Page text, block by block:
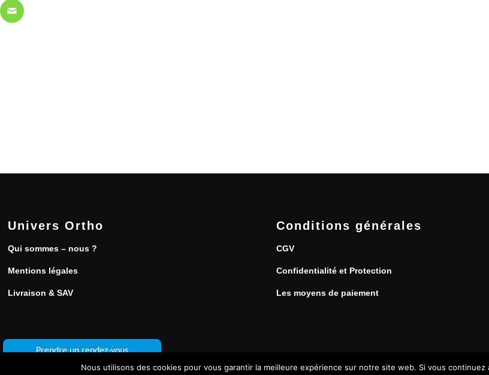
Univers Ortho
Qui sommes – nous ?
Mentions légales
Livraison & SAV
Conditions générales
CGV
Confidentialité et Protection
Les moyens de paiement
Prendre un rendez-vous
Nous utilisons des cookies pour vous garantir la meilleure expérience sur notre site web. Si vous